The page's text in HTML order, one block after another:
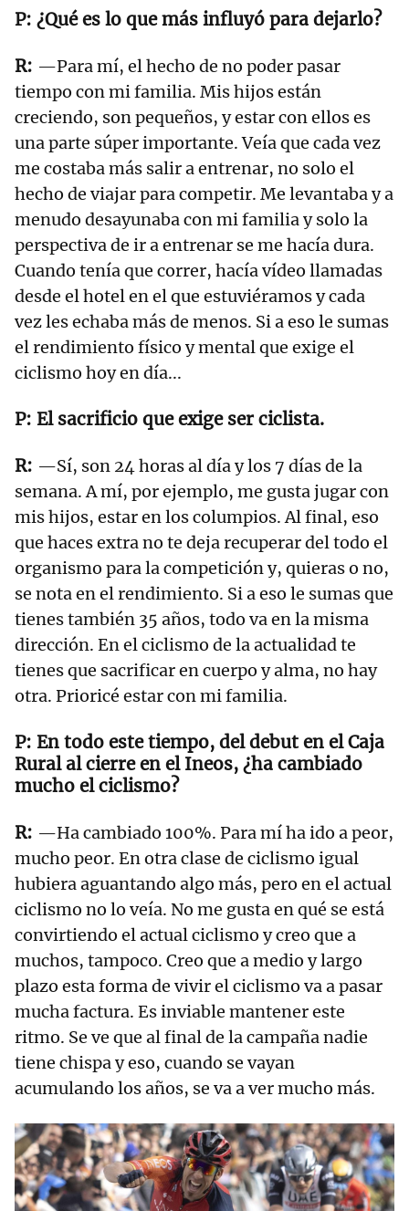
¿Qué es lo que más influyó para dejarlo?
—Para mí, el hecho de no poder pasar
tiempo con mi familia. Mis hijos están
creciendo, son pequeños, y estar con ellos es
una parte súper importante. Veía que cada vez
me costaba más salir a entrenar, no solo el
hecho de viajar para competir. Me levantaba y a
menudo desayunaba con mi familia y solo la
perspectiva de ir a entrenar se me hacía dura.
Cuando tenía que correr, hacía vídeo llamadas
desde el hotel en el que estuviéramos y cada
vez les echaba más de menos. Si a eso le sumas
el rendimiento físico y mental que exige el
ciclismo hoy en día...
El sacrificio que exige ser ciclista.
—Sí, son 24 horas al día y los 7 días de la
semana. A mí, por ejemplo, me gusta jugar con
mis hijos, estar en los columpios. Al final, eso
que haces extra no te deja recuperar del todo el
organismo para la competición y, quieras o no,
se nota en el rendimiento. Si a eso le sumas que
tienes también 35 años, todo va en la misma
dirección. En el ciclismo de la actualidad te
tienes que sacrificar en cuerpo y alma, no hay
otra. Prioricé estar con mi familia.
En todo este tiempo, del debut en el Caja
Rural al cierre en el Ineos, ¿ha cambiado
mucho el ciclismo?
—Ha cambiado 100%. Para mí ha ido a peor,
mucho peor. En otra clase de ciclismo igual
hubiera aguantando algo más, pero en el actual
ciclismo no lo veía. No me gusta en qué se está
convirtiendo el actual ciclismo y creo que a
muchos, tampoco. Creo que a medio y largo
plazo esta forma de vivir el ciclismo va a pasar
mucha factura. Es inviable mantener este
ritmo. Se ve que al final de la campaña nadie
tiene chispa y eso, cuando se vayan
acumulando los años, se va a ver mucho más.